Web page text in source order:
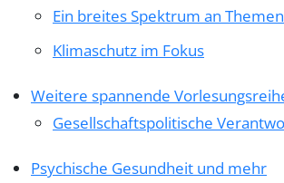
Ein breites Spektrum an Themen
Klimaschutz im Fokus
Weitere spannende
Gesellschaftspolitische
Psychische Gesundheit und mehr